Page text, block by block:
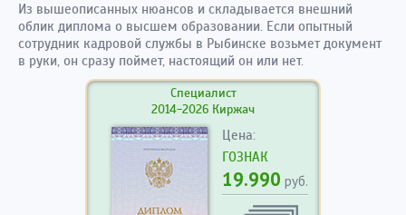
Из вышеописанных нюансов и складывается внешний
облик диплома о высшем образовании. Если опытный
сотрудник кадровой службы в Рыбинске возьмет документ
в руки, он сразу поймет, настоящий он или нет.
Специалист
2014-2026 Киржач
Цена:
ГОЗНАК
19.990 руб.